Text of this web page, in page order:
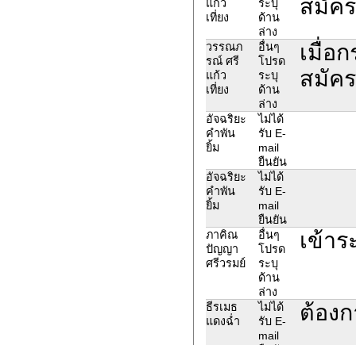
แก้ว
เที่ยง
ระบุ
ด้าน
ล่าง
สมัค
วรรณภ
รณ์ ศรี
แก้ว
เที่ยง
อื่นๆ
โปรด
ระบุ
ด้าน
ล่าง
เมื่อ
สมัค
อัจฉริยะ
คำพัน
ยิ้ม
ไม่ได้
รับ E-
mail
ยืนยัน
อัจฉริยะ
คำพัน
ยิ้ม
ไม่ได้
รับ E-
mail
ยืนยัน
ภาคิณ
ปัญญา
ศรีวรมย์
อื่นๆ
โปรด
ระบุ
ด้าน
ล่าง
เข้า
ธีรเมธ
แดงฉ่ำ
ไม่ได้
รับ E-
mail
ต้อง